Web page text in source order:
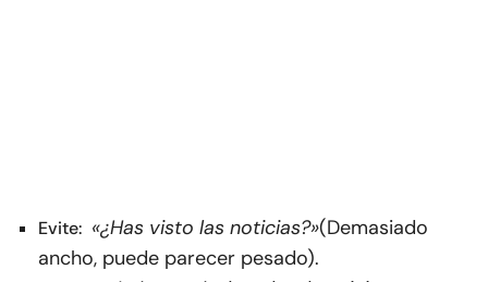
Evite: «¿Has visto las noticias?»(Demasiado
ancho, puede parecer pesado).